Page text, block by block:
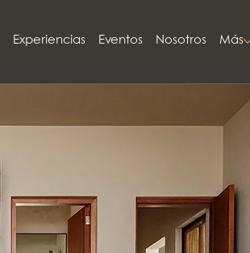
Experiencias Eventos Nosotros Más